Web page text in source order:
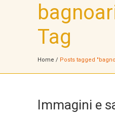
Tag
Home / Posts tagged
Immagini e